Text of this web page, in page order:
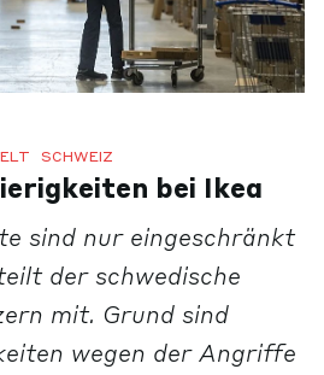
SCHWEIZ
bei Ikea
sind nur eingeschränkt
der schwedische
mit. Grund sind
wegen der Angriffe